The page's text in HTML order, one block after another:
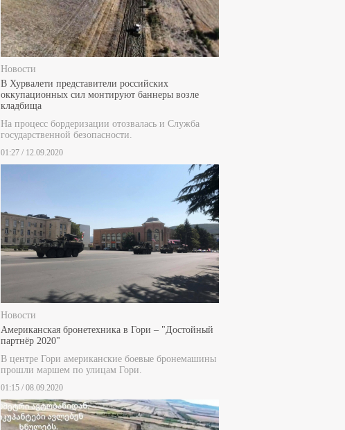
Новости
В Хурвалети представители российских
оккупационных сил монтируют баннеры возле
кладбища
На процесс бордеризации отозвалась и Служба
государственной безопасности.
01:27 / 12.09.2020
Новости
Американская бронетехника в Гори – "Достойный
партнёр 2020"
В центре Гори американские боевые бронемашины
прошли маршем по улицам Гори.
01:15 / 08.09.2020